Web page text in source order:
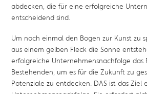
abdecken, die für eine erfolgreiche
entscheidend sind.
Um noch einmal den Bogen zur Kunst zu
aus einem gelben Fleck die Sonne
erfolgreiche Unternehmensnachfolge das
Bestehenden, um es für die Zukunft zu
Potenziale zu entdecken. DAS ist das Ziel